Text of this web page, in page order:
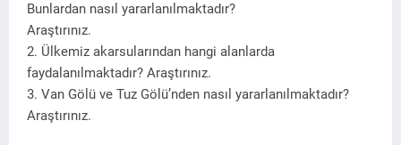
Bunlardan nasıl yararlanılmaktadır?
Araştırınız.
2. Ülkemiz akarsularından hangi alanlarda
faydalanılmaktadır? Araştırınız.
3. Van Gölü ve Tuz Gölü’nden nasıl yararlanılmaktadır?
Araştırınız.